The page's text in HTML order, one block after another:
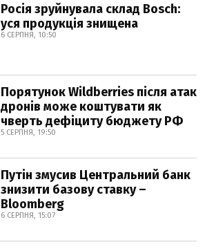
Росія зруйнувала склад Bosch:
уся продукція знищена
6 СЕРПНЯ, 10:50
Порятунок Wildberries після атак
дронів може коштувати як
чверть дефіциту бюджету РФ
5 СЕРПНЯ, 19:50
Путін змусив Центральний банк
знизити базову ставку –
Bloomberg
6 СЕРПНЯ, 15:07